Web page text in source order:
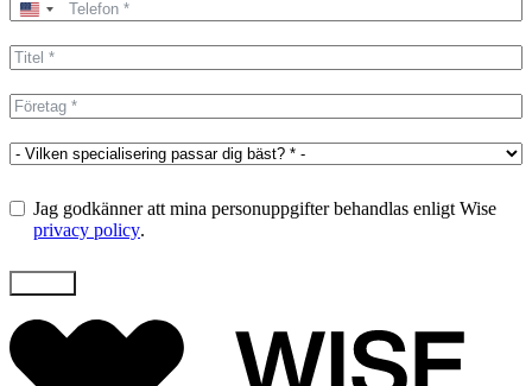
United
+1
Jag godkänner att mina personuppgifter behandlas enligt Wise
privacy policy.